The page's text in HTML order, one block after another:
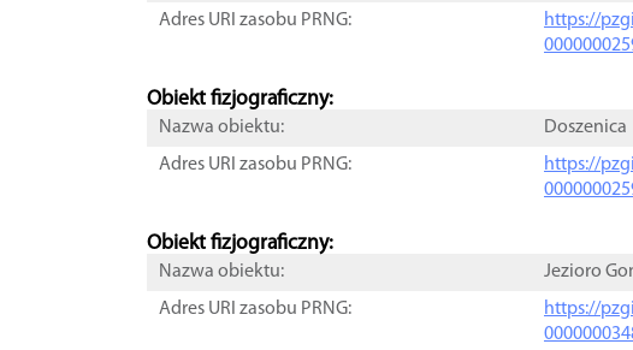
Adres URI zasobu PRNG:
https://
Obiekt fizjograficzny:
Nazwa obiektu:
Doszenica
Adres URI zasobu PRNG:
https://
Obiekt fizjograficzny:
Nazwa obiektu:
Jezioro
Adres URI zasobu PRNG:
https://